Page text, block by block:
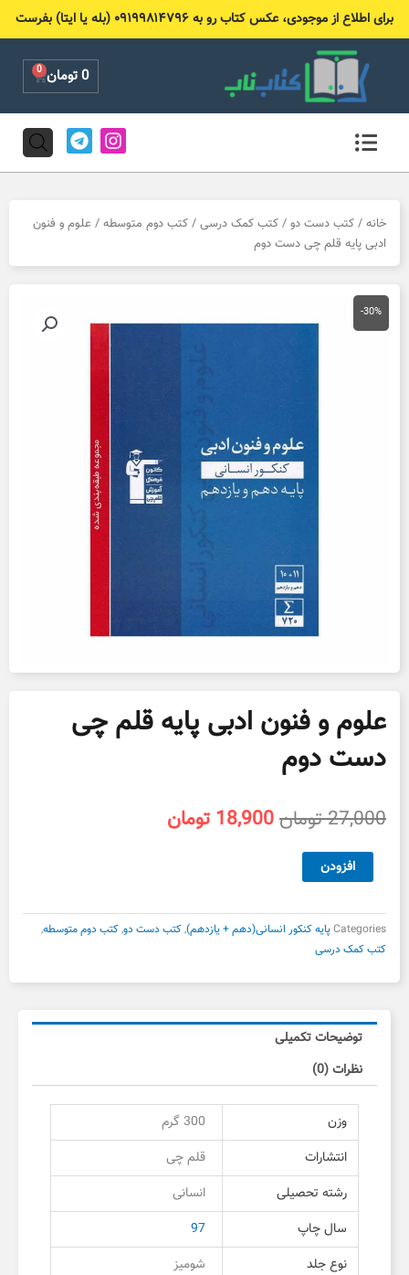
برای اطلاع از موجودی، عکس کتاب رو به ۰۹۱۹۹۸۱۴۷۹۶ (بله یا ایتا) بفرست
0تومان 0
Cart
I
n
s
g
a
T
e
l
r
m
خانه / کتب دست دو / کتب کمک درسی / کتب دوم متوسطه / علوم و فنون
ادبی پایه قلم چی دست دوم
-30%
علوم و فنون ادبی پایه قلم چی
دست دوم
27,000تومانقیمت
18,900 تومان
ادبی
پایه
قلم
چی
دوم
افزودن
Categoriesپایه کنکور انسانی(دهم + یازدهم),کتب دست دو,کتب دوم متوسطه,
کتب کمک درسی
توضیحات تکمیلی
نظرات (0)
وزن
300 گرم
انتشارات
قلم چی
رشته تحصیلی
انسانی
سال چاپ
97
نوع جلد
شومیز